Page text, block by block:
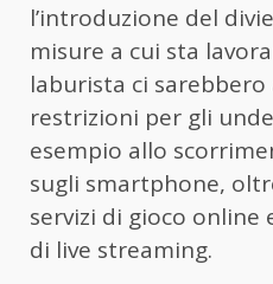
l’introduzione del
misure a cui sta
laburista ci sarebbero
restrizioni per gli
esempio allo
sugli smartphone,
servizi di gioco
di live streaming.